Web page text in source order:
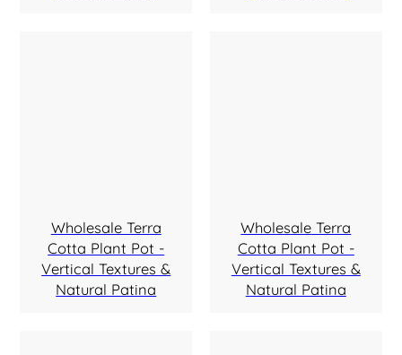
Wholesale Terra
Cotta Plant Pot -
Vertical Textures &
Natural Patina
Wholesale Terra
Cotta Plant Pot -
Vertical Textures &
Natural Patina